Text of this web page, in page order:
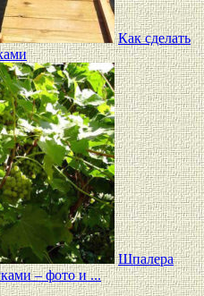
Как сделать
Шпалера
– фото и ...